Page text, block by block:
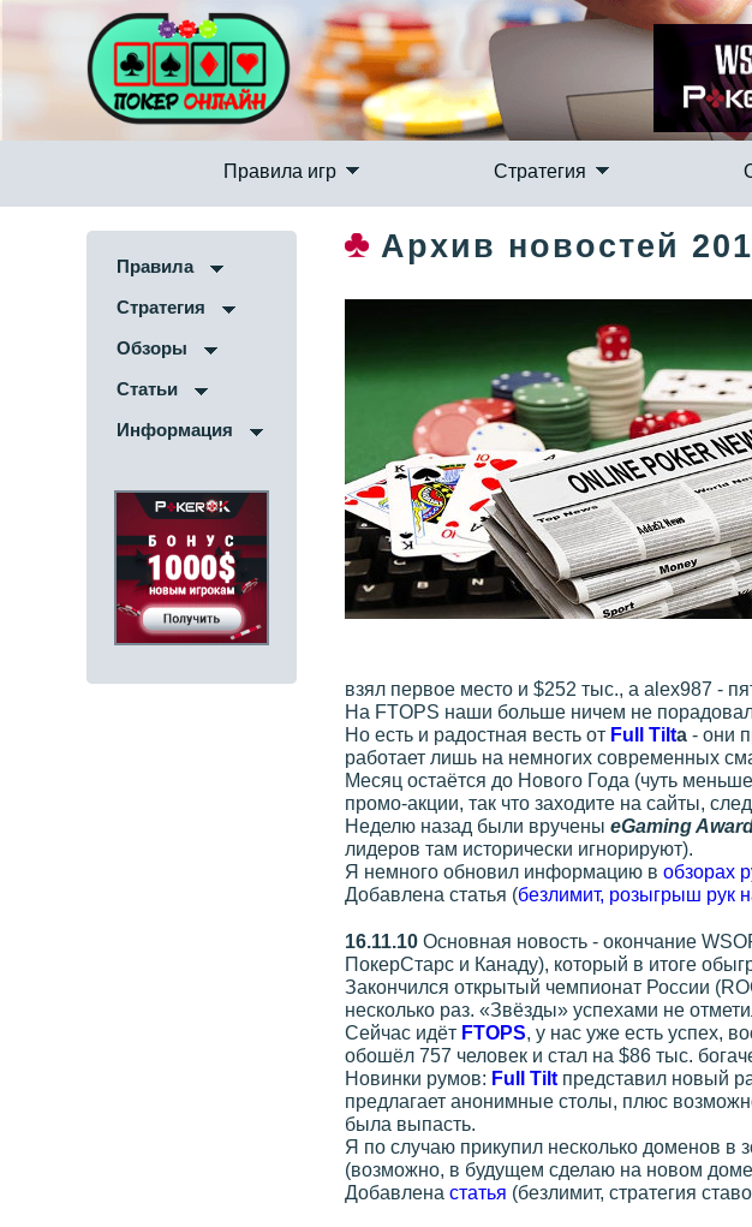
Правила игр Стратегия
Правила
Стратегия
Обзоры
Статьи
Информация
Архив новостей
взял первое место и $252 тыс., а alex987 -
На FTOPS наши больше ничем не
Но есть и радостная весть от Full Tiltа - они
работает лишь на немногих современных
Месяц остаётся до Нового Года (чуть
промо-акции, так что заходите на сайты,
Неделю назад были вручены eGaming
лидеров там исторически игнорируют).
Я немного обновил информацию в обзорах
Добавлена статья (безлимит, розыгрыш рук
16.11.10 Основная новость - окончание
ПокерСтарс и Канаду), который в итоге
Закончился открытый чемпионат России
несколько раз. «Звёзды» успехами не
Сейчас идёт FTOPS, у нас уже есть успех,
обошёл 757 человек и стал на $86 тыс.
Новинки румов: Full Tilt представил новый
предлагает анонимные столы, плюс
была выпасть.
Я по случаю прикупил несколько доменов в
(возможно, в будущем сделаю на новом
Добавлена статья (безлимит, стратегия